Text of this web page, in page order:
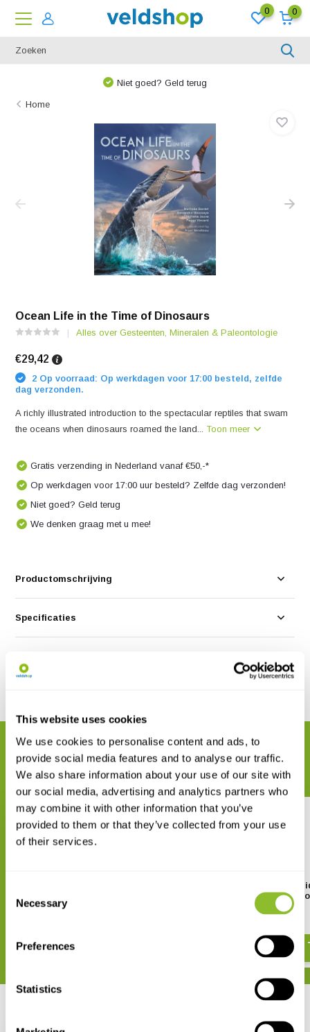
This website uses cookies
We use cookies to personalise content and ads, to
provide social media features and to analyse our traffic.
We also share information about your use of our site with
our social media, advertising and analytics partners who
may combine it with other information that you’ve
provided to them or that they’ve collected from your use
of their services.
Selection
Necessary
Preferences
Statistics
0 0
We denken graag met u mee!
Home
Ocean Life in the Time of Dinosaurs
Alles over Gesteenten, Mineralen & Paleontologie
€29,42
2 Op voorraad: Op werkdagen voor 17:00 besteld, zelfde
dag verzonden.
A richly illustrated introduction to the spectacular reptiles that swam
the oceans when dinosaurs roamed the land...Toon meer
Gratis verzending in Nederland vanaf €50,-*
Op werkdagen voor 17:00 uur besteld? Zelfde dag verzonden!
Niet goed? Geld terug
We denken graag met u mee!
Productomschrijving
Specificaties
GERELATEERDE PRODUCTEN
Maak uw bestelling compleet
The Princeton Field
Sauropod and
Dinosaurs